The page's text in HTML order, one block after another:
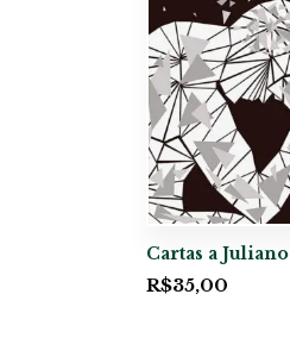
Cartas a Juliano
R$35,00